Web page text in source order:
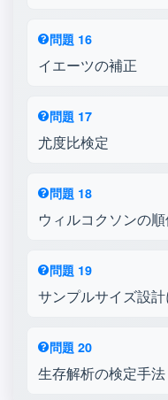
問題 16
イエーツの補正
問題 17
尤度比検定
問題 18
ウィルコクソンの
問題 19
サンプルサイズ設
問題 20
生存解析の検定手法